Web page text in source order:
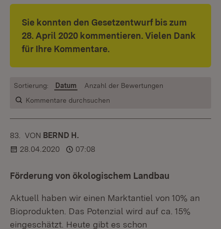
Sie konnten den Gesetzentwurf bis zum
28. April 2020 kommentieren. Vielen Dank
für Ihre Kommentare.
Kommentare durchsuchen
Sortierung: Datum Anzahl der Bewertungen
83. KOMMENTAR
VON :BERND H.
28.04.2020
07:08
Förderung von ökologischem Landbau
Aktuell haben wir einen Marktantiel von 10% an
Bioprodukten. Das Potenzial wird auf ca. 15%
eingeschätzt. Heute gibt es schon